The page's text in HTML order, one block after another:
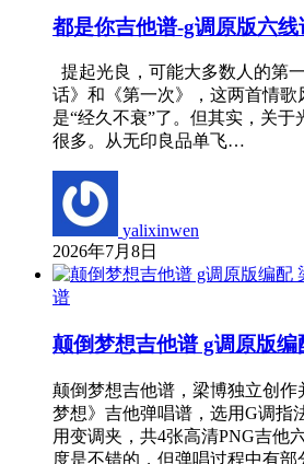
都是你吉他谱-g调原版六线
提起光良，可能大多数人的第
话》和《第一次》，这两首情
是“经久不衰”了。但其实，关于
很多。从无印良品单飞…
yalixinwen
2026年7月8日
谱
颠倒梦想吉他谱 g调原版
颠倒梦想吉他谱，梁博独立创作
梦想》吉他弹唱谱，选用G调指
用变调夹，共4张高清PNG吉他
度是不错的，但弹唱过程中有